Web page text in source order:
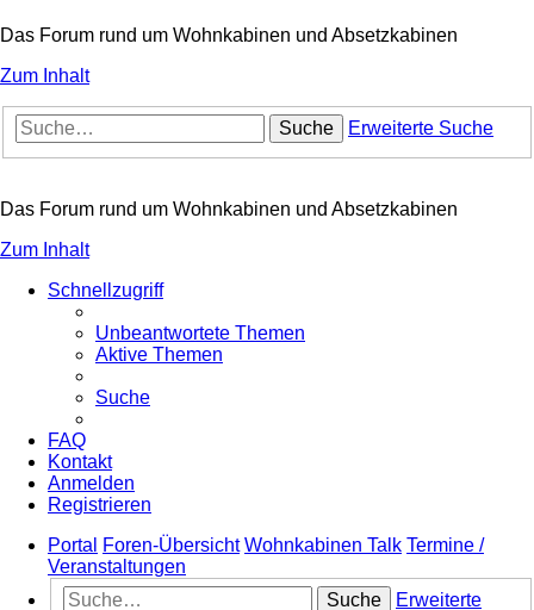
Das Forum rund um Wohnkabinen und Absetzkabinen
Zum Inhalt
Suche Erweiterte Suche
Das Forum rund um Wohnkabinen und Absetzkabinen
Zum Inhalt
Schnellzugriff
Unbeantwortete Themen
Aktive Themen
Suche
FAQ
Kontakt
Anmelden
Registrieren
Portal
Foren-Übersicht Wohnkabinen Talk Termine /
Veranstaltungen
Suche
Erweiterte